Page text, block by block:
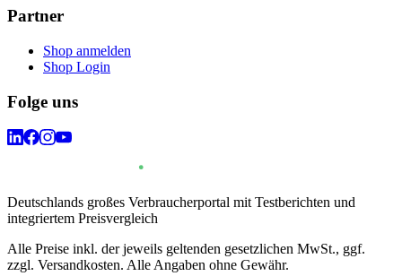
Partner
Shop anmelden
Shop Login
Folge uns
Deutschlands großes Verbraucherportal mit Testberichten und
integriertem Preisvergleich
Alle Preise inkl. der jeweils geltenden gesetzlichen MwSt., ggf.
zzgl. Versandkosten. Alle Angaben ohne Gewähr.